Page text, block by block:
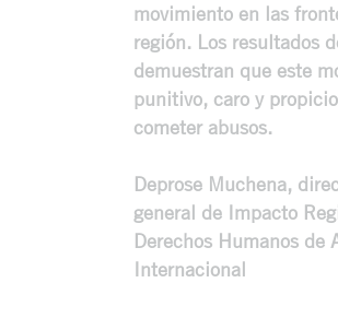
movimiento en las
región. Los resultados
demuestran que este
punitivo, caro y
cometer abusos.
Deprose Muchena,
general de Impacto
Derechos Humanos de
Internacional